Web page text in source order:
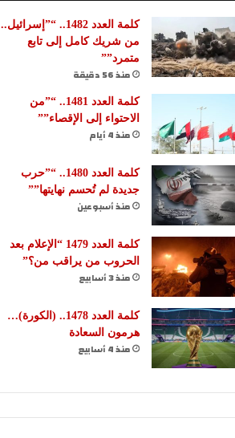
كلمة العدد 1482.. “”إسرائيل..
من شريك كامل إلى تابع
متمرد””
منذ 56 دقيقة
كلمة العدد 1481.. “”من
الاحتواء إلى الإقصاء””
منذ 4 أيام
كلمة العدد 1480.. “”حرب
جديدة لم تُحسم نهايتها””
منذ أسبوعين
كلمة العدد 1479 “الإعلام بعد
الحروب من يراقب من؟”
منذ 3 أسابيع
كلمة العدد 1478.. (الكورة)…
هرمون السعادة
منذ 4 أسابيع